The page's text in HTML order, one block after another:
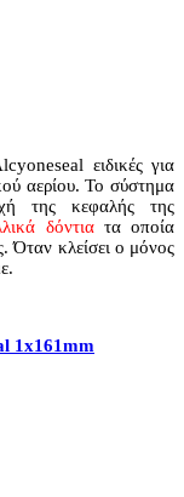
ειδικές για
αερίου. Το σύστημα
της κεφαλής της
δόντιατα οποία
Όταν κλείσει ο μόνος